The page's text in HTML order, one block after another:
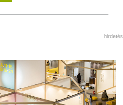
hirdetés